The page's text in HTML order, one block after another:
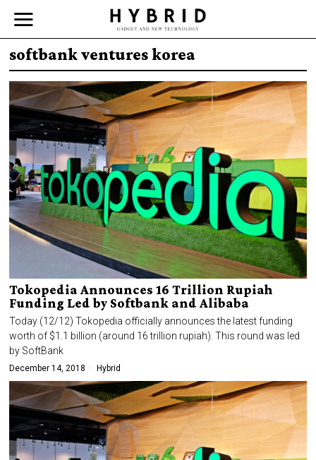
softbank ventures korea
Tokopedia Announces 16 Trillion Rupiah
Funding Led by Softbank and Alibaba
Today (12/12) Tokopedia officially announces the latest funding
worth of $1.1 billion (around 16 trillion rupiah). This round was led
by SoftBank
December 14, 2018 Hybrid